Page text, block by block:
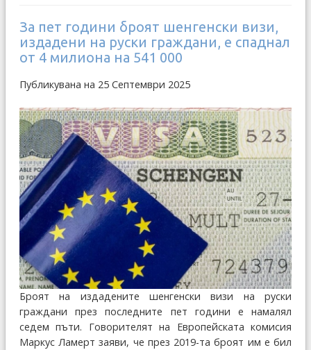
За пет години броят шенгенски визи,
издадени на руски граждани, е спаднал
от 4 милиона на 541 000
Публикувана на 25 Септември 2025
Броят на издадените шенгенски визи на руски
граждани през последните пет години е намалял
седем пъти. Говорителят на Европейската комисия
Маркус Ламерт заяви, че през 2019-та броят им е бил